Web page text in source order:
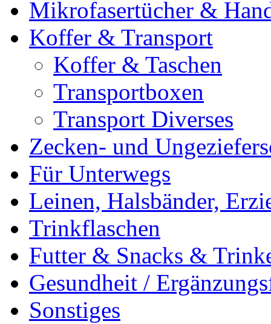
Mikrofasertücher &
Koffer & Transport
Koffer & Taschen
Transportboxen
Transport Diverses
Zecken- und
Für Unterwegs
Leinen, Halsbänder,
Trinkflaschen
Futter & Snacks &
Gesundheit /
Sonstiges